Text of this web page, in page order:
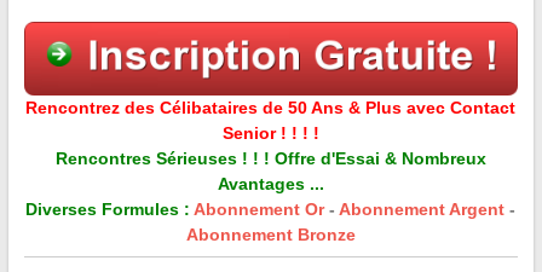
Rencontrez des Célibataires de 50 Ans & Plus avec Contact
Senior ! ! ! !
Rencontres Sérieuses ! ! ! Offre d'Essai & Nombreux
Avantages ...
Diverses Formules : Abonnement Or-Abonnement Argent -
Abonnement Bronze